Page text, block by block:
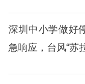
深圳中小学做好
急响应，台风“苏